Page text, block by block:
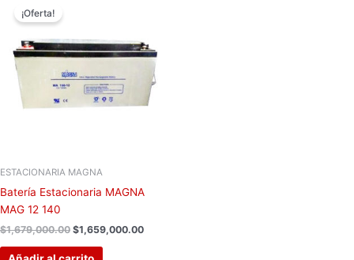
¡Oferta!
ESTACIONARIA MAGNA
Batería Estacionaria MAGNA
MAG 12 140
$1,679,000.00
$1,679,000.00.
$1,659,000.00
$1,659,000.00.